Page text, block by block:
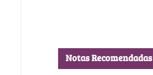
Notas Recomendadas